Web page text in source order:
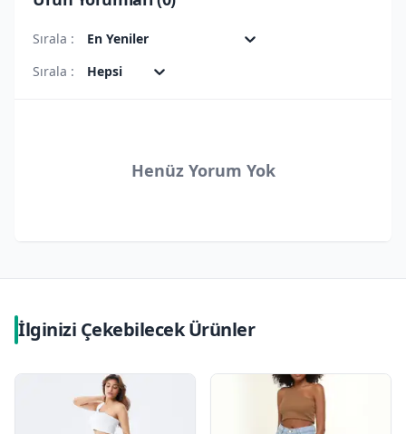
Sırala :
En Yeniler
Sırala :
Hepsi
Henüz Yorum Yok
İlginizi Çekebilecek Ürünler